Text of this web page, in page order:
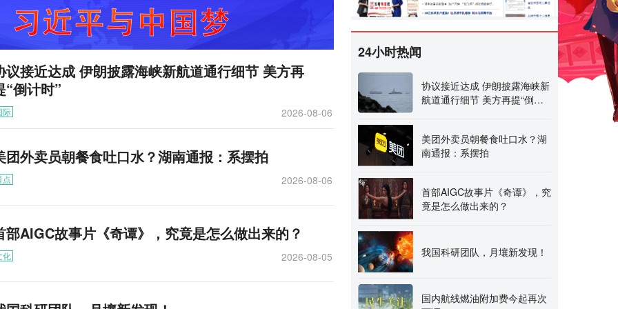
议接近达成 伊朗披露海峡新航道通行细节 美方再
“倒计时”
际 2026-08-06
团外卖员朝餐食吐口水？湖南通报：系摆拍
点 2026-08-06
部AIGC故事片《奇谭》，究竟是怎么做出来的？
化 2026-08-05
24小时热闻
协议接近达成 伊朗披露海峡新
航道通行细节 美方再提“倒计
美团外卖员朝餐食吐口水？湖
南通报：系摆拍
首部AIGC故事片《奇谭》，究
竟是怎么做出来的？
我国科研团队，月壤新发现！
国内航线燃油附加费今起再次